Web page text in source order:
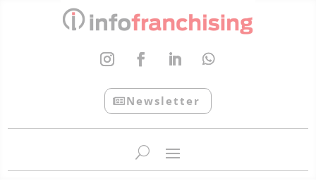
Newsletter